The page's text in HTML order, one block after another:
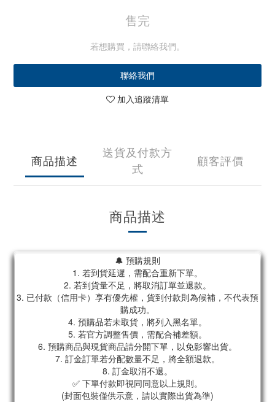
售完
若想購買，請聯絡我們。
聯絡我們
加入追蹤清單
商品描述
送貨及付款方
式
顧客評價
商品描述
🔔 預購規則
1. 若到貨延遲，需配合重新下單。
2. 若到貨量不足，將取消訂單並退款。
3. 已付款（信用卡）享有優先權，貨到付款則為候補，不代表預
購成功。
4. 預購品若未取貨，將列入黑名單。
5. 若官方調整售價，需配合補差額。
6. 預購商品與現貨商品請分開下單，以免影響出貨。
7. 訂金訂單若分配數量不足，將全額退款。
8. 訂金取消不退。
✅ 下單付款即視同同意以上規則。
(封面包裝僅供示意，請以實際出貨為準)